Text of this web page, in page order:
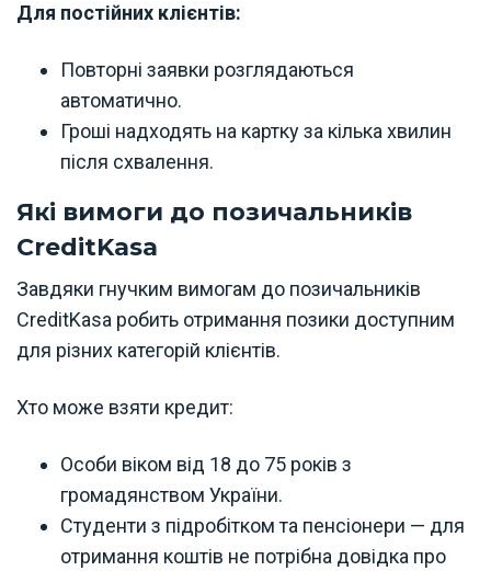
Для постійних клієнтів:
Повторні заявки розглядаються
автоматично.
Гроші надходять на картку за кілька хвилин
після схвалення.
Які вимоги до позичальників
CreditKasa
Завдяки гнучким вимогам до позичальників
CreditKasa робить отримання позики доступним
для різних категорій клієнтів.
Хто може взяти кредит:
Особи віком від 18 до 75 років з
громадянством України.
Студенти з підробітком та пенсіонери — для
отримання коштів не потрібна довідка про